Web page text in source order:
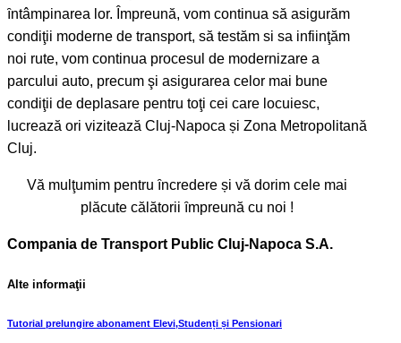
ȋntâmpinarea lor. Împreună, vom continua să asigurăm
condiţii moderne de transport, să testăm si sa infiinţăm
noi rute, vom continua procesul de modernizare a
parcului auto, precum şi asigurarea celor mai bune
condiţii de deplasare pentru toţi cei care locuiesc,
lucrează ori vizitează Cluj-Napoca și Zona Metropolitană
Cluj.
Vă mulţumim pentru ȋncredere și vă dorim cele mai
plăcute călătorii ȋmpreună cu noi !
Compania de Transport Public Cluj-Napoca S.A.
Alte informaţii
Tutorial prelungire abonament Elevi,Studenți și Pensionari